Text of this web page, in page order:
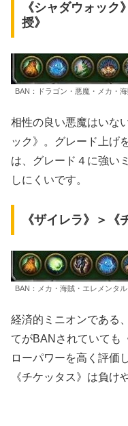
《シャダウォッ
授》
BAN：ドラゴン・悪魔・メカ・
相性の良い悪魔はいな
ック》。グレード上げ
は、グレード４に強い
しにくいです。
《ザイレラ》＞《
BAN：メカ・海賊・エレメンタ
経済的ミニオンである
てがBANされていても
ローパワーを高く評価
《チケッタス》は負け